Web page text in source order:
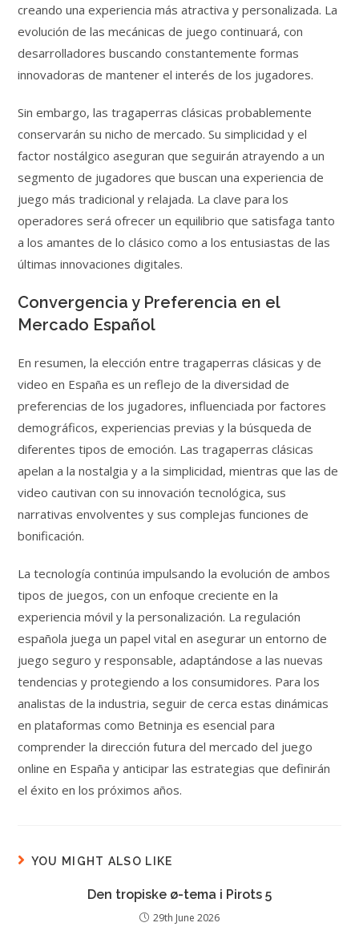
creando una experiencia más atractiva y personalizada. La
evolución de las mecánicas de juego continuará, con
desarrolladores buscando constantemente formas
innovadoras de mantener el interés de los jugadores.
Sin embargo, las tragaperras clásicas probablemente
conservarán su nicho de mercado. Su simplicidad y el
factor nostálgico aseguran que seguirán atrayendo a un
segmento de jugadores que buscan una experiencia de
juego más tradicional y relajada. La clave para los
operadores será ofrecer un equilibrio que satisfaga tanto
a los amantes de lo clásico como a los entusiastas de las
últimas innovaciones digitales.
Convergencia y Preferencia en el
Mercado Español
En resumen, la elección entre tragaperras clásicas y de
video en España es un reflejo de la diversidad de
preferencias de los jugadores, influenciada por factores
demográficos, experiencias previas y la búsqueda de
diferentes tipos de emoción. Las tragaperras clásicas
apelan a la nostalgia y a la simplicidad, mientras que las de
video cautivan con su innovación tecnológica, sus
narrativas envolventes y sus complejas funciones de
bonificación.
La tecnología continúa impulsando la evolución de ambos
tipos de juegos, con un enfoque creciente en la
experiencia móvil y la personalización. La regulación
española juega un papel vital en asegurar un entorno de
juego seguro y responsable, adaptándose a las nuevas
tendencias y protegiendo a los consumidores. Para los
analistas de la industria, seguir de cerca estas dinámicas
en plataformas como Betninja es esencial para
comprender la dirección futura del mercado del juego
online en España y anticipar las estrategias que definirán
el éxito en los próximos años.
YOU MIGHT ALSO LIKE
Den tropiske ø-tema i Pirots 5
29th June 2026